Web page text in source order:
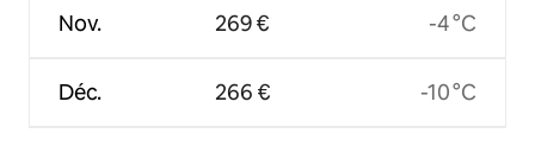
Nov.
Déc.
269 €
266 €
-4 °C
-10 °C